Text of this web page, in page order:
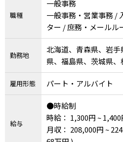
職種
一般事務
一般事務・営業事務 /
ター / 庶務・メールル
勤務地
北海道、青森県、岩
県、福島県、茨城県
千葉県、東京都、神
川県、福井県、山梨県
県、愛知県、三重県
兵庫県、奈良県、和歌
山県、広島県、山口県
県、高知県、福岡県
雇用形態 パート・アルバイト
給与
●時給制
時給： 1,300円 ~ 1,400
月収： 208,000円 ~